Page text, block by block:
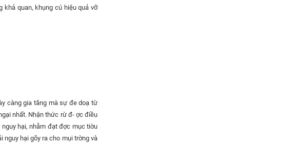
khả quan, khụng cú hiệu quả vỡ
càng gia tăng mà sự đe doạ từ
nhất. Nhận thức rừ đ- ợc điều
hại, nhằm đạt đợc mục tiờu
hại gõy ra cho mụi trờng và